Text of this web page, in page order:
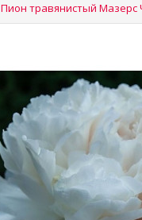
Пион травянистый Мазерс